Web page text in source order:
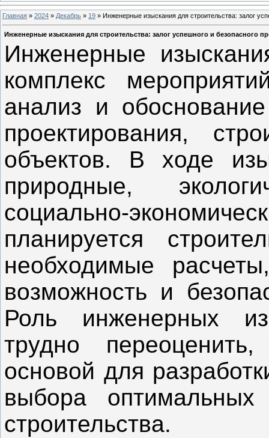
Главная » 2024 » Декабрь » 19 » Инженерные изыскания для строительства: залог
Инженерные изыскания для строительства: залог успешного и безопасного
Инженерные
комплекс
анализ и
проектирования,
объектов. В ходе
природные,
социально-
планируется
необходимые
возможность и
Роль инженерных
трудно
основой для
выбора
строительства.